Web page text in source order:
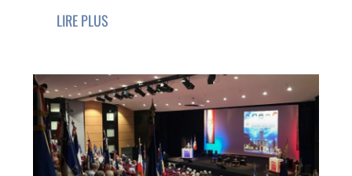
LIRE PLUS